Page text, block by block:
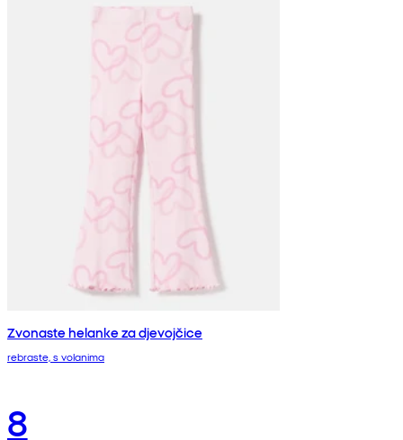
Zvonaste helanke za djevojčice
rebraste, s volanima
8